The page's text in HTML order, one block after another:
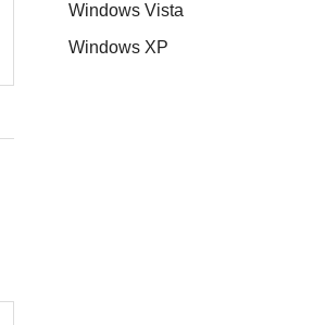
Windows Vista
Windows XP